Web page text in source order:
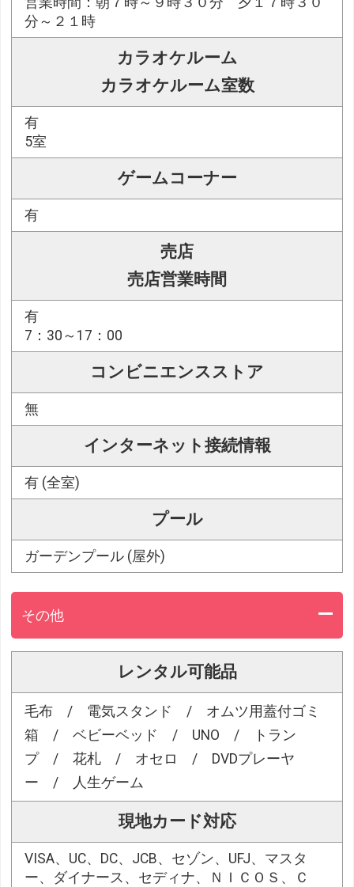
分～２１時
カラオケルーム
カラオケルーム室数
有
5室
ゲームコーナー
有
売店
売店営業時間
有
7：30～17：00
コンビニエンスストア
無
インターネット接続情報
有 (全室)
プール
ガーデンプール (屋外)
その他
レンタル可能品
毛布 / 電気スタンド / オムツ用蓋付ゴミ
箱 / ベビーベッド / UNO / トラン
プ / 花札 / オセロ / DVDプレーヤ
ー / 人生ゲーム
現地カード対応
VISA、UC、DC、JCB、セゾン、UFJ、マスタ
ー、ダイナース、セディナ、ＮＩＣＯＳ、Ｃ